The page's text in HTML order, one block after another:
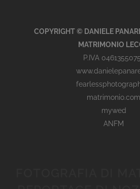
COPYRIGHT © DANIELE
MATRIMONIO
P.IVA
matrimonio.com
mywed
ANFM